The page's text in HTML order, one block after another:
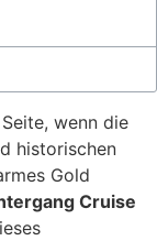
wenn die
historischen
Gold
Cruise